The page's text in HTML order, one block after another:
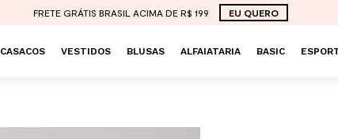
FRETE GRÁTIS BRASIL ACIMA DE R$ 199 EU QUERO
CASACOS VESTIDOS BLUSAS ALFAIATARIA BASIC